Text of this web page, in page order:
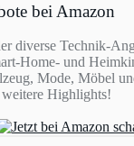
bei Amazon
diverse Technik-
Home- und
Mode, Möbel
Highlights!